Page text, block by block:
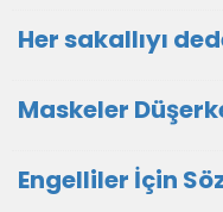
Her sakallıyı
Maskeler
Engelliler İçin